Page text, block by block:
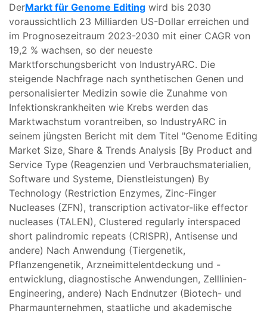
DerMarkt für Genome Editing wird bis 2030
voraussichtlich 23 Milliarden US-Dollar erreichen und
im Prognosezeitraum 2023-2030 mit einer CAGR von
19,2 % wachsen, so der neueste
Marktforschungsbericht von IndustryARC. Die
steigende Nachfrage nach synthetischen Genen und
personalisierter Medizin sowie die Zunahme von
Infektionskrankheiten wie Krebs werden das
Marktwachstum vorantreiben, so IndustryARC in
seinem jüngsten Bericht mit dem Titel "Genome Editing
Market Size, Share & Trends Analysis [By Product and
Service Type (Reagenzien und Verbrauchsmaterialien,
Software und Systeme, Dienstleistungen) By
Technology (Restriction Enzymes, Zinc-Finger
Nucleases (ZFN), transcription activator-like effector
nucleases (TALEN), Clustered regularly interspaced
short palindromic repeats (CRISPR), Antisense und
andere) Nach Anwendung (Tiergenetik,
Pflanzengenetik, Arzneimittelentdeckung und -
entwicklung, diagnostische Anwendungen, Zelllinien-
Engineering, andere) Nach Endnutzer (Biotech- und
Pharmaunternehmen, staatliche und akademische